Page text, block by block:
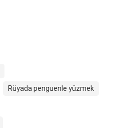
Rüyada penguenle yüzmek